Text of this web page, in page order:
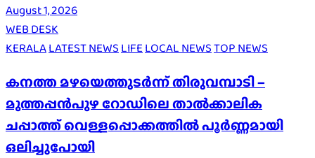
August 1, 2026
WEB DESK
KERALALATEST NEWS LIFE LOCAL NEWSTOP NEWS
കനത്ത മഴയെത്തുടർന്ന് തിരുവമ്പാടി –
മുത്തപ്പൻപുഴ റോഡിലെ താൽക്കാലിക
ചപ്പാത്ത് വെള്ളപ്പൊക്കത്തിൽ പൂർണ്ണമായി
ഒലിച്ചുപോയി